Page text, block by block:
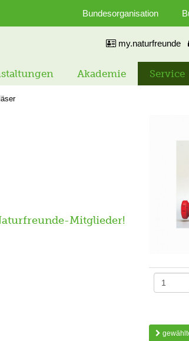
Bundesorganisation
my.naturfreunde
Akademie Service
Mitglieder!